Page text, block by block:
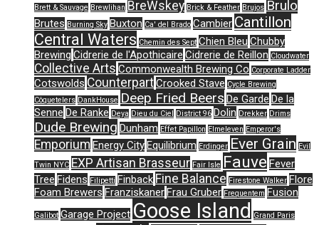
Brett & Sauvage Brewlihan BreWskey Brick & Feather Brujos Brulo
Brutes Burning Sky Buxton Ca' del Brado Cambier Cantillon
Central Waters Chemin des Sept Chien Bleu Chubby
Brewing Cidrerie de l'Apothicaire Cidrerie de Reillon Cloudwater
Collective Arts Commonwealth Brewing Co Corporate Ladder
Cotswolds CounterpartCrooked Stave Cycle Brewing
Côquetelers DankHouse Deep Fried Beers De Garde De la
Senne De Ranke Deya Dieu du Ciel District 96 Dolin Drekker Drims
Dude Brewing Dunham Effet Papillon Elmeleven Emperor's
Emporium Energy CityEquilibrium Erdinger Ever Grain Evil
Twin NYC EXP Artisan Brasseur Fair Isle Fauve Fever
Tree Fidens Filipetti Finback Fine Balance Firestone Walker Flore
Foam Brewers FranziskanerFrau Gruber Frequentem Fusion
Galibot Garage Project Goose Island
Grand Paris